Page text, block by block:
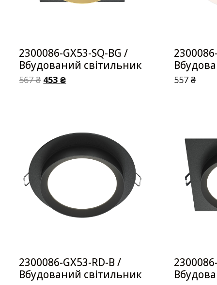
2300086-GX53-SQ-BG /
Вбудований світильник
567₴ 453₴ 557₴
2300086-GX53-RD-B /
Вбудований світильник